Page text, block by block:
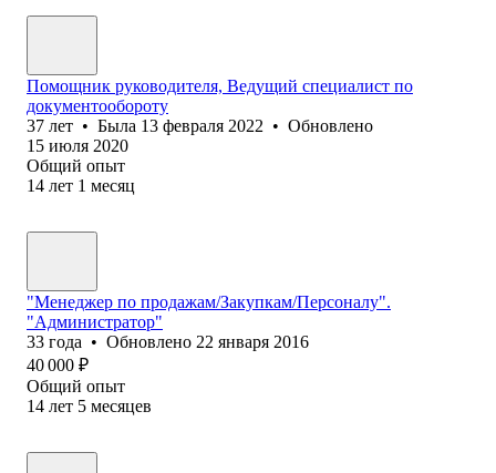
Помощник руководителя, Ведущий специалист по
документообороту
37 лет • Была 13 февраля 2022 • Обновлено
15 июля 2020
Общий опыт
14 лет 1 месяц
"Менеджер по продажам/Закупкам/Персоналу".
"Администратор"
33 года • Обновлено 22 января 2016
40 000 ₽
Общий опыт
14 лет 5 месяцев